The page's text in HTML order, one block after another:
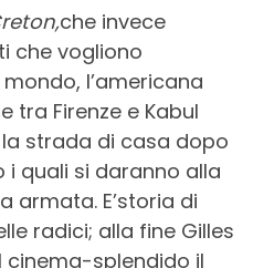
che invece
che vogliono
l’americana
tra Firenze e Kabul
strada di casa dopo
quali si daranno alla
armata. E’storia di
radici; alla fine Gilles
splendido il